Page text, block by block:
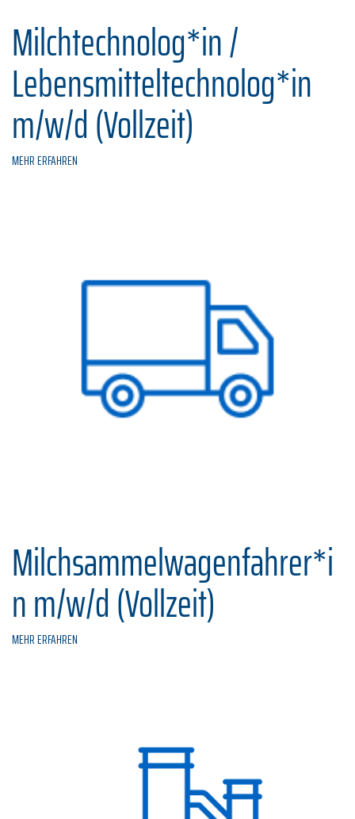
Milchtechnolog*in /
Lebensmitteltechnolog*in
m/w/d (Vollzeit)
MEHR ERFAHREN
Milchsammelwagenfahrer*i
n m/w/d (Vollzeit)
MEHR ERFAHREN